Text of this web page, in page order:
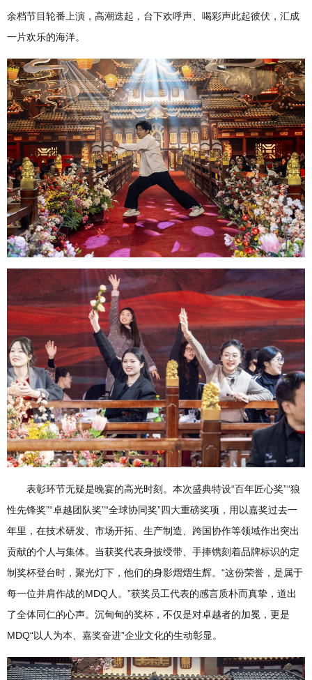
余档节目轮番上演，高潮迭起，台下欢呼声、喝彩声此起彼伏，汇成
一片欢乐的海洋。
表彰环节无疑是晚宴的高光时刻。本次盛典特设“百年匠心奖”“狼
性先锋奖”“卓越团队奖”“全球协同奖”四大重磅奖项，用以嘉奖过去一
年里，在技术研发、市场开拓、生产制造、跨国协作等领域作出突出
贡献的个人与集体。当获奖代表身披绶带、手捧镌刻着品牌标识的定
制奖杯登台时，聚光灯下，他们的身影熠熠生辉。“这份荣誉，是属于
每一位并肩作战的MDQ人。”获奖员工代表的感言质朴而真挚，道出
了全体同仁的心声。沉甸甸的奖杯，不仅是对卓越者的加冕，更是
MDQ“以人为本、嘉奖奋进”企业文化的生动彰显。